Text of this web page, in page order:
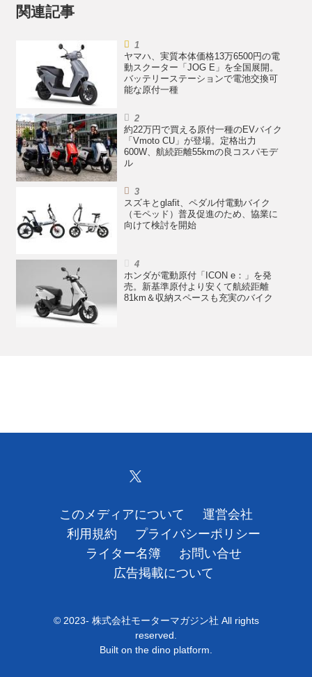
関連記事
ヤマハ、実質本体価格13万6500円の電
動スクーター「JOG E」を全国展開。
バッテリーステーションで電池交換可
能な原付一種
約22万円で買える原付一種のEVバイク
「Vmoto CU」が登場。定格出力
600W、航続距離55kmの良コスパモデ
ル
スズキとglafit、ペダル付電動バイク
（モペッド）普及促進のため、協業に
向けて検討を開始
ホンダが電動原付「ICON e：」を発
売。新基準原付より安くて航続距離
81km＆収納スペースも充実のバイク
このメディアについて
運営会社
利用規約
プライバシーポリシー
ライター名簿
お問い合せ
広告掲載について
© 2023- 株式会社モーターマガジン社 All rights
reserved.
Built on the dino platform.